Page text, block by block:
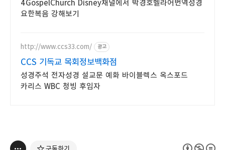
4GospelChurch Disney채널에서 박경호헬라어번역성경
요한복음 강해보기
http://www.ccs33.com/ 광고
CCS 기독교 목회정보백화점
성경주석 전자성경 설교문 예화 바이블렉스 옥스포드
카리스 WBC 청빙 후임자